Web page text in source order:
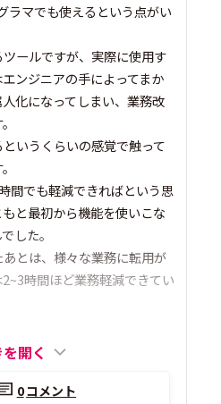
ラマでも使えるという点がい
ールですが、実際に使用す
ンジニアの手によってまか
化になってしまい、業務改
いうくらいの感覚で触って
間でも軽減できればという思
と最初から機能を使いこな
した。
とは、様々な業務に転用が
時間ほど業務軽減できてい
開く
0コメント